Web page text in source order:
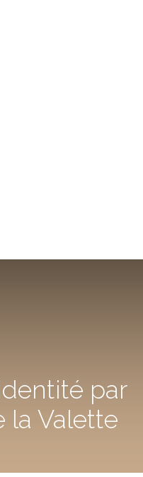
par
la Valette